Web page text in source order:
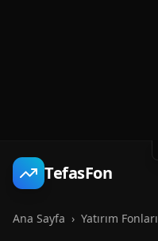
TefasFon
Ana Sayfa › Yatırım Fonları